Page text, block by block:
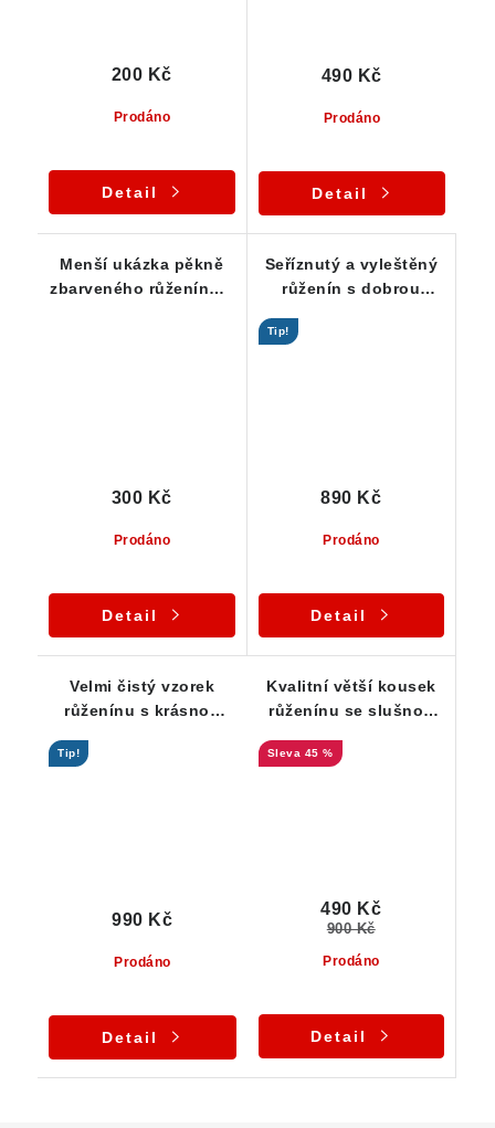
Prodáno
200 Kč
Detail
Prodáno
490 Kč
Detail
Menší ukázka pěkně
zbarveného růženínu s
Prodáno
300 Kč
Detail
Seříznutý a vyleštěný
růženín s dobrou
Tip!
Prodáno
890 Kč
Detail
Velmi čistý vzorek
růženínu s krásnou
Tip!
Prodáno
990 Kč
Detail
Kvalitní větší kousek
růženínu se slušnou
45 %
Prodáno
490 Kč
900 Kč
Detail